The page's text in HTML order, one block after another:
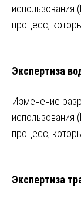
использования
процесс,
Экспертиза
Изменение
использования
процесс,
Экспертиза